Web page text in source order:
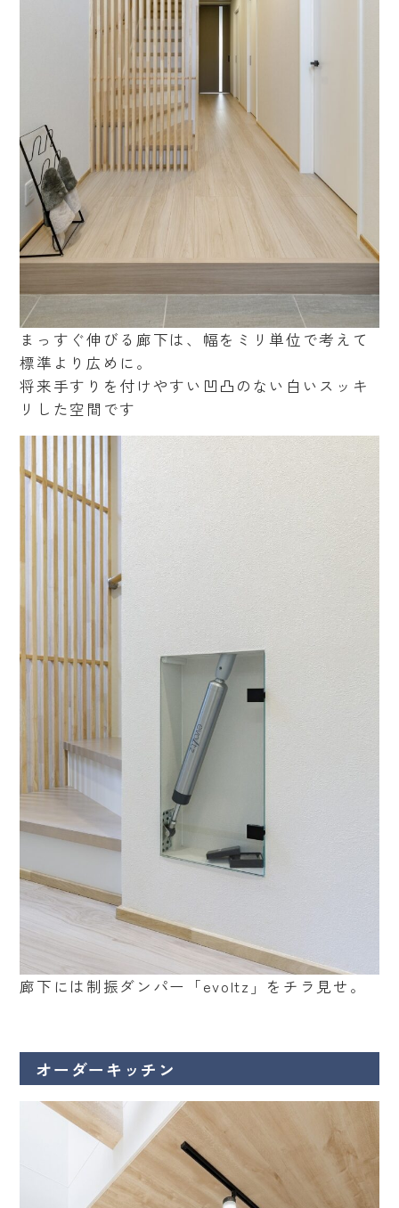
まっすぐ伸びる廊下は、幅をミリ単位で考えて
標準より広めに。
将来手すりを付けやすい凹凸のない白いスッキ
リした空間です
廊下には制振ダンパー「evoltz」をチラ見せ。
オーダーキッチン